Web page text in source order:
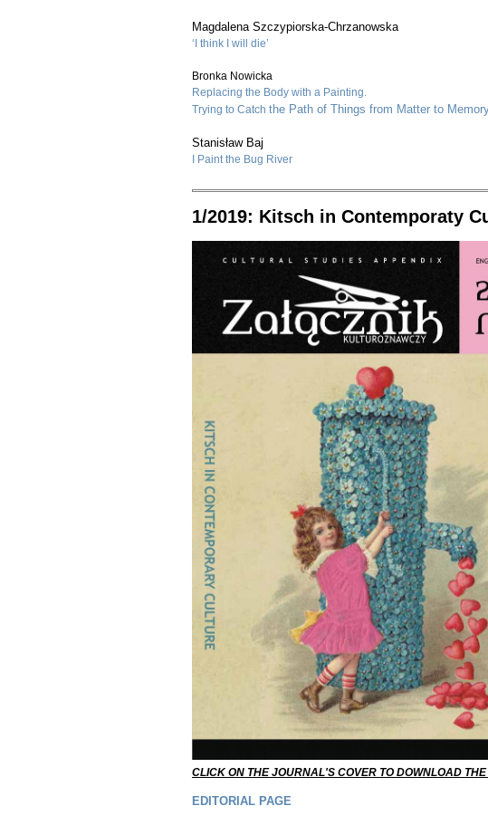
Magdalena Szczypiorska-Chrzanowska
‘I think I will die’
Bronka Nowicka
Replacing the Body with a Painting.
Trying to Catch the Path of Things from Matter to
Stanisław Baj
I Paint the Bug River
1/2019: Kitsch in Contemporaty
CLICK ON THE JOURNAL'S COVER TO DOWNLOAD
EDITORIAL PAGE